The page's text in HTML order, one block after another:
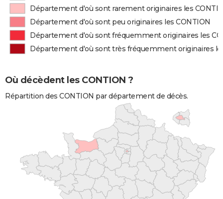
Département d'où sont rarement originaires les
Département d'où sont peu originaires les CONTION
Département d'où sont fréquemment originaires les
Département d'où sont très fréquemment originaires
Où décèdent les CONTION ?
Répartition des CONTION par département de décès.